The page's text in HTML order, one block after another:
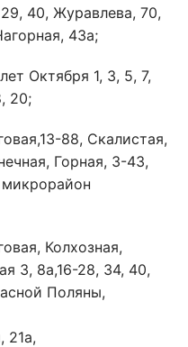
40, Журавлева, 70,
43а;
Октября 1, 3, 5, 7,
20;
88, Скалистая,
Горная, 3-43,
Колхозная,
3, 8а,16-28, 34, 40,
Поляны,
21а,